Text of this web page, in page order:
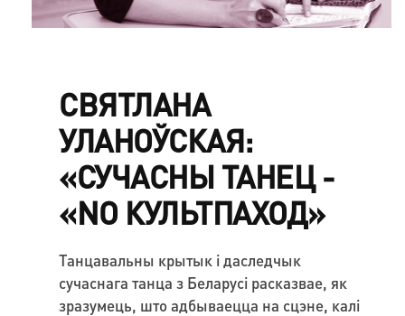
СВЯТЛАНА
УЛАНОЎСКАЯ:
«СУЧАСНЫ ТАНЕЦ -
«NO КУЛЬТПАХОД»
Танцавальны крытык і даследчык
сучаснага танца з Беларусі расказвае, як
зразумець, што адбываецца на сцэне, калі